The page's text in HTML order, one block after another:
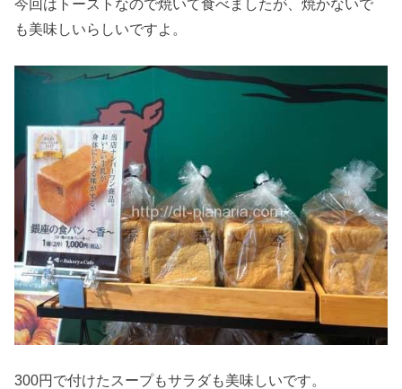
今回はトーストなので焼いて食べましたが、焼かないで
も美味しいらしいですよ。
300円で付けたスープもサラダも美味しいです。